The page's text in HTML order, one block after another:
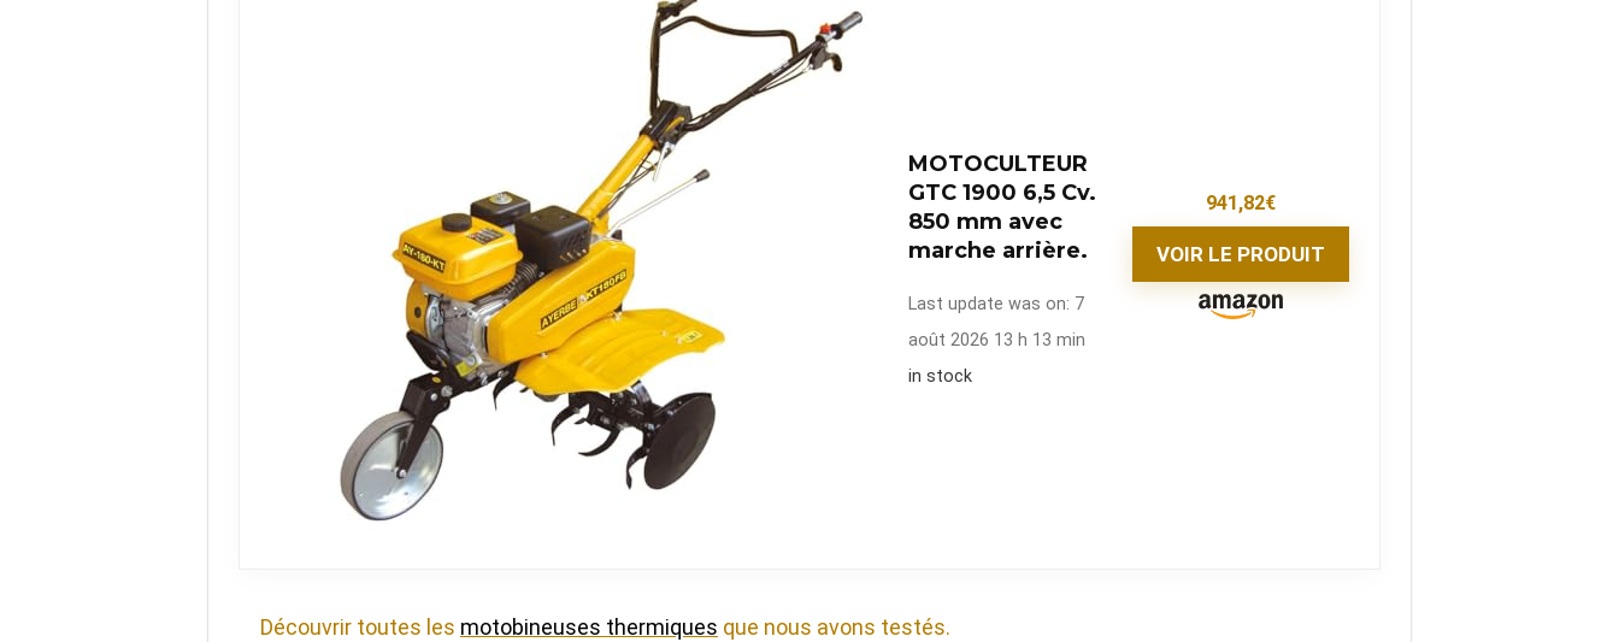
MOTOCULTEUR
GTC 1900 6,5 Cv.
850 mm avec
marche arrière.
Last update was on: 7
août 2026 13 h 13 min
in stock
941,82€
VOIR LE PRODUIT
Découvrir toutes les motobineuses thermiques que nous avons testés.